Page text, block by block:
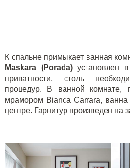
К спальне примыкает ванная
Maskara (Porada)установлен
приватности, столь
процедур. В ванной комнате,
мрамором Bianca Carrara,
центре. Гарнитур произведен на